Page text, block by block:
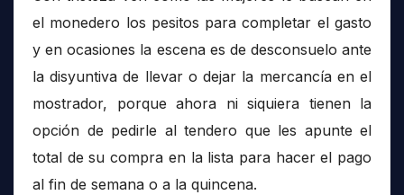
el monedero los pesitos para completar el gasto
y en ocasiones la escena es de desconsuelo ante
la disyuntiva de llevar o dejar la mercancía en el
mostrador, porque ahora ni siquiera tienen la
opción de pedirle al tendero que les apunte el
total de su compra en la lista para hacer el pago
al fin de semana o a la quincena.